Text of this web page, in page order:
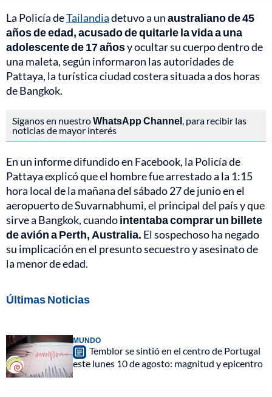
La Policía deTailandiadetuvo a unaustraliano de 45
años de edad, acusado de quitarle la vida a una
adolescente de 17 añosy ocultar su cuerpo dentro de
una maleta, según informaron las autoridades de
Pattaya, la turística ciudad costera situada a dos horas
de Bangkok.
Síganos en nuestroWhatsApp Channel, para recibir las
noticias de mayor interés
En un informe difundido en Facebook, la Policía de
Pattaya explicó que el hombre fue arrestado a la 1:15
hora local de la mañana del sábado 27 de junio en el
aeropuerto de Suvarnabhumi, el principal del país y que
sirve a Bangkok, cuandointentaba comprar un billete
de avión a Perth, Australia. El sospechoso ha negado
su implicación en el presunto secuestro y asesinato de
la menor de edad.
Últimas Noticias
MUNDO
Temblor se sintió en el centro de Portugal
este lunes 10 de agosto: magnitud y epicentro